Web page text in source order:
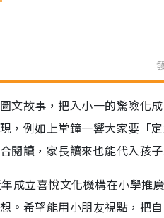
文故事，把入小一的驚險化
，例如上堂鐘一響大家要「
閱讀，家長讀來也能代入孩子
成立喜悅文化機構在小學推
希望能用小朋友視點，把自